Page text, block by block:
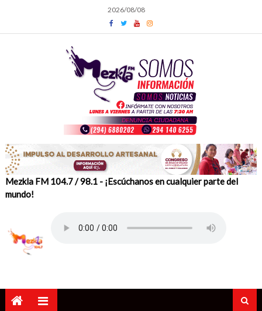
content
2026/08/08
Mezkla FM 104.7 / 98.1 - ¡Escúchanos en cualquier parte del
mundo!